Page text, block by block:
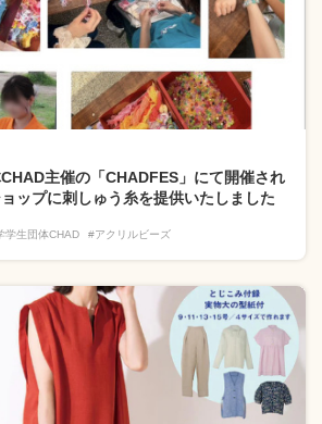
主催の「CHADFES」にて開催され
ップに刺しゅう糸を提供いたしました
学生団体CHAD #アクリルビーズ